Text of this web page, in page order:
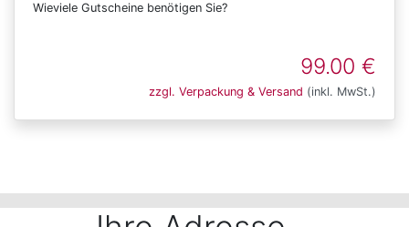
Wieviele Gutscheine benötigen Sie?
99.00 €
zzgl. Verpackung & Versand (inkl. MwSt.)